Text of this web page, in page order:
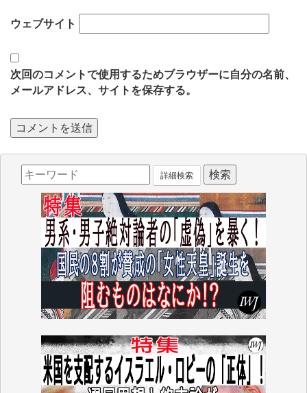
ウェブサイト
次回のコメントで使用するためブラウザーに自分の名前、
メールアドレス、サイトを保存する。
詳細検索